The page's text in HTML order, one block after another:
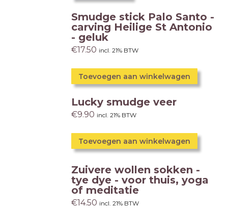
Smudge stick Palo Santo -
carving Heilige St Antonio
- geluk
€17.50 incl. 21% BTW
Toevoegen aan winkelwagen
Lucky smudge veer
€9.90 incl. 21% BTW
Toevoegen aan winkelwagen
Zuivere wollen sokken -
tye dye - voor thuis, yoga
of meditatie
€14.50 incl. 21% BTW